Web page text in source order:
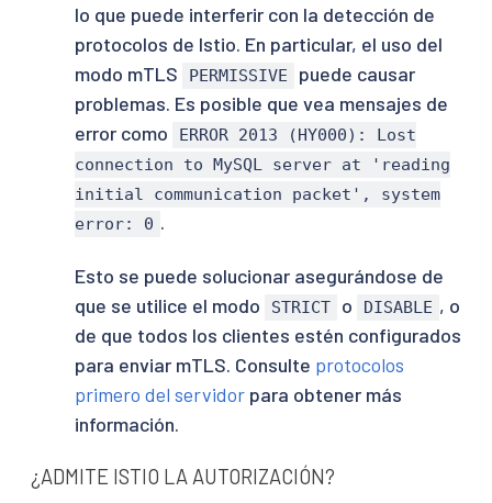
lo que puede interferir con la detección de
protocolos de Istio. En particular, el uso del
modo mTLS
PERMISSIVE
puede causar
problemas. Es posible que vea mensajes de
error como
ERROR 2013 (HY000): Lost
connection to MySQL server at 'reading
initial communication packet', system
error: 0 .
Esto se puede solucionar asegurándose de
que se utilice el modo
STRICT o DISABLE , o
de que todos los clientes estén configurados
para enviar mTLS. Consulte protocolos
primero del servidor para obtener más
información.
¿ADMITE ISTIO LA AUTORIZACIÓN?